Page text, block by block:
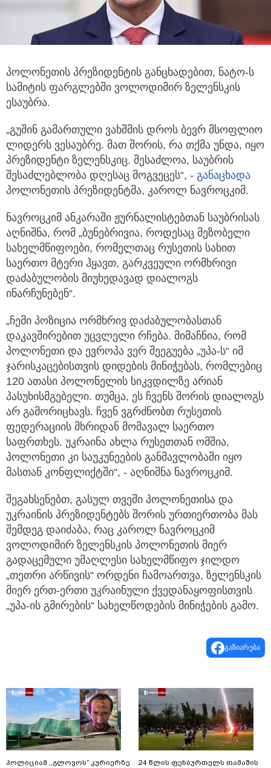
პოლონეთის პრეზიდენტის განცხადებით, ნატო-ს
სამიტის ფარგლებში ვოლოდიმირ ზელენსკის
ესაუბრა.
„გუშინ გამართული ვახშმის დროს ბევრ მსოფლიო
ლიდერს ვესაუბრე. მათ შორის, რა თქმა უნდა, იყო
პრეზიდენტი ზელენსკიც. შესაძლოა, საუბრის
შესაძლებლობა დღესაც მოგვეცეს“, - განაცხადა
პოლონეთის პრეზიდენტმა, კაროლ ნავროცკიმ.
ნავროცკიმ ანკარაში ჟურნალისტებთან საუბრისას
აღნიშნა, რომ „ბუნებრივია, როდესაც მეზობელი
სახელმწიფოები, რომელთაც რუსეთის სახით
საერთო მტერი ჰყავთ, გარკვეული ორმხრივი
დაძაბულობის მიუხედავად დიალოგს
ინარჩუნებენ“.
„ჩემი პოზიცია ორმხრივ დაძაბულობასთან
დაკავშირებით უცვლელი რჩება. მიმაჩნია, რომ
პოლონეთი და ევროპა ვერ შეეგუება „უპა-ს“ იმ
ჯარისკაცებისთვის დიდების მინიჭებას, რომლებიც
120 ათასი პოლონელის სიკვდილზე არიან
პასუხისმგებელი. თუმცა, ეს ჩვენს შორის დიალოგს
არ გამორიცხავს. ჩვენ ვგრძნობთ რუსეთის
ფედერაციის მხრიდან მომავალ საერთო
საფრთხეს. უკრაინა ახლა რუსეთთან ომშია,
პოლონეთი კი საუკუნეების განმავლობაში იყო
მასთან კონფლიქტში“, - აღნიშნა ნავროცკიმ.
შეგახსენებთ, გასულ თვეში პოლონეთისა და
უკრაინის პრეზიდენტებს შორის ურთიერთობა მას
შემდეგ დაიძაბა, რაც კაროლ ნავროცკიმ
ვოლოდიმირ ზელენსკის პოლონეთის მიერ
გადაცემული უმაღლესი სახელმწიფო ჯილდო
„თეთრი არწივის“ ორდენი ჩამოართვა, ზელენსკის
მიერ ერთ-ერთი უკრაინული ქვედანაყოფისთვის
„უპა-ის გმირების“ სახელწოდების მინიჭების გამო.
გაზიარება
პოლიციამ ,,გლოვოს” კურიერზე
24 წლის ფეხბურთელს თამაშის